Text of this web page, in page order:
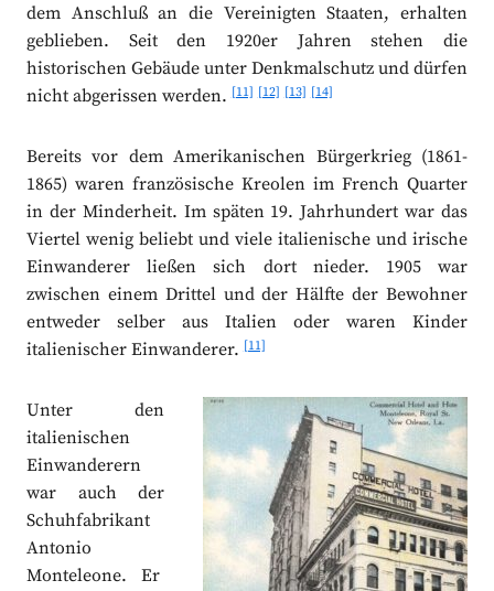
dem Anschluß an die Vereinigten Staaten, erhalten
geblieben. Seit den 1920er Jahren stehen die
historischen Gebäude unter Denkmalschutz und dürfen
nicht abgerissen werden.[11] [12] [13] [14]
Bereits vor dem Amerikanischen Bürgerkrieg (1861-
1865) waren französische Kreolen im French Quarter
in der Minderheit. Im späten 19. Jahrhundert war das
Viertel wenig beliebt und viele italienische und irische
Einwanderer ließen sich dort nieder. 1905 war
zwischen einem Drittel und der Hälfte der Bewohner
entweder selber aus Italien oder waren Kinder
italienischer Einwanderer.[11]
Unter den
italienischen
Einwanderern
war auch der
Schuhfabrikant
Antonio
Monteleone. Er